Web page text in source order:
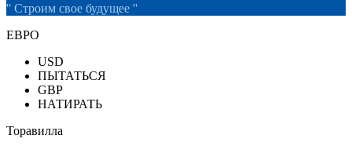
'' Строим свое будущее ''
ЕВРО
USD
ПЫТАТЬСЯ
GBP
НАТИРАТЬ
Торавилла